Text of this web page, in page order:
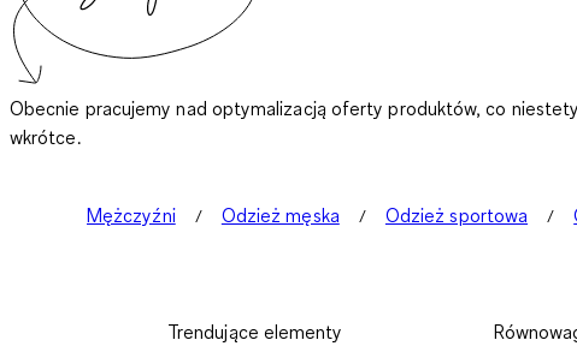
Obecnie pracujemy nad optymalizacją oferty produktów, co
wkrótce.
Mężczyźni Odzież męska Odzież sportowa
Trendujące elementy